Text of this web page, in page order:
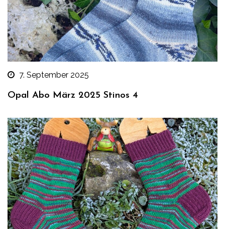
7. September 2025
Opal Abo März 2025 Stinos 4